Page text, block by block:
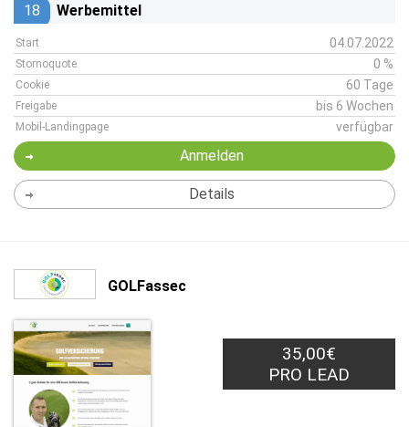
18 Werbemittel
Start 04.07.2022
Stornoquote 0 %
Cookie 60 Tage
Freigabe bis 6 Wochen
Mobil-Landingpage verfügbar
Anmelden
Details
GOLFassec
35,00€
PRO LEAD